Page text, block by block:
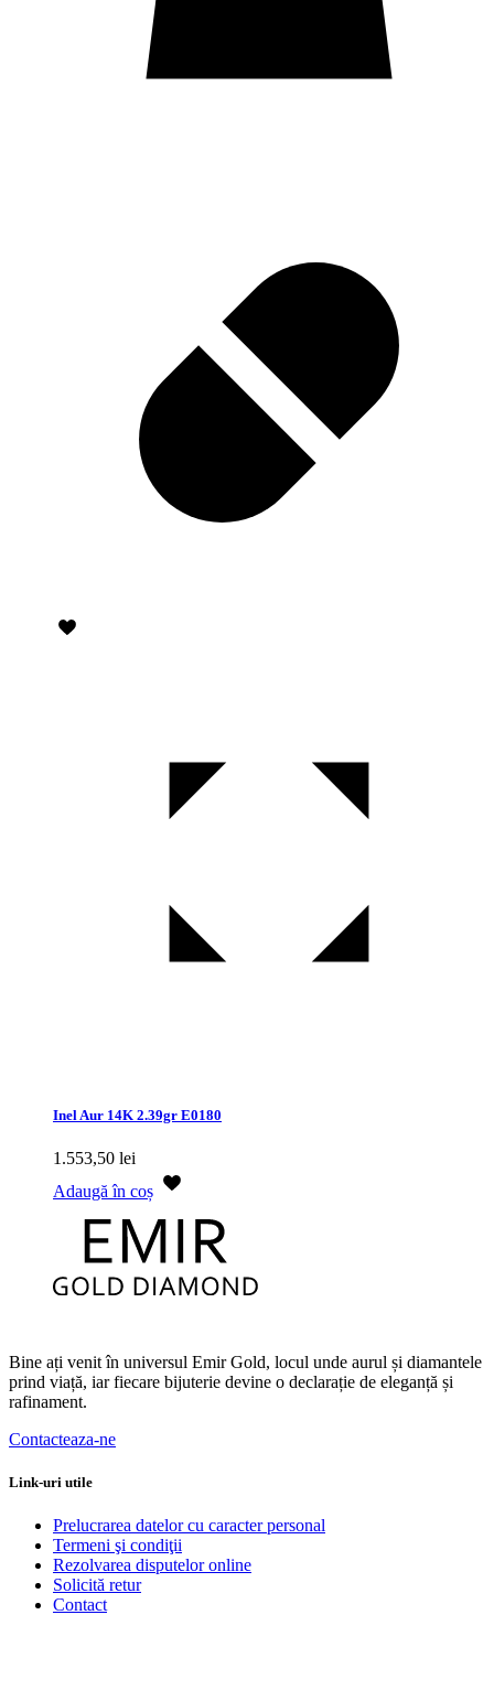
Inel Aur 14K 2.39gr E0180
1.553,50 lei
Adaugă în coș
Bine ați venit în universul Emir Gold, locul unde aurul și diamantele
prind viață, iar fiecare bijuterie devine o declarație de eleganță și
rafinament.
Contacteaza-ne
Link-uri utile
Prelucrarea datelor cu caracter personal
Termeni şi condiţii
Rezolvarea disputelor online
Solicită retur
Contact